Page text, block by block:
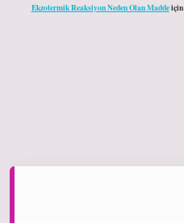
Ekzotermik Reaksiyon Neden Olan Maddeiçin